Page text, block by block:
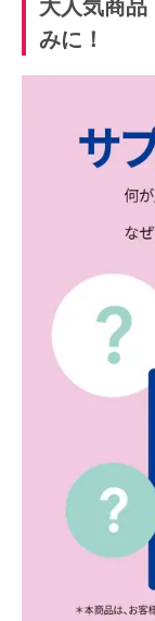
大人気商品
みに！